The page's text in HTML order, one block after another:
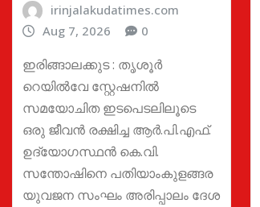
irinjalakudatimes.com
Aug 7, 2026
0
ഇരിങ്ങാലക്കുട : തൃശൂർ
റെയിൽവേ സ്റ്റേഷനിൽ
സമയോചിത ഇടപെടലിലൂടെ
ഒരു ജീവൻ രക്ഷിച്ച ആർ.പി.എഫ്.
ഉദ്യോഗസ്ഥൻ കെ.വി.
സന്തോഷിനെ പതിയാംകുളങ്ങര
യുവജന സംഘം അരിപ്പാലം ദേശ